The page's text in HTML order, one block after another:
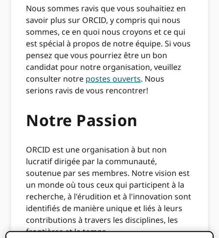
Nous sommes ravis que vous souhaitiez en
savoir plus sur ORCID, y compris qui nous
sommes, ce en quoi nous croyons et ce qui
est spécial à propos de notre équipe. Si vous
pensez que vous pourriez être un bon
candidat pour notre organisation, veuillez
consulter notre postes ouverts. Nous
serions ravis de vous rencontrer!
Notre Passion
ORCID est une organisation à but non
lucratif dirigée par la communauté,
soutenue par ses membres. Notre vision est
un monde où tous ceux qui participent à la
recherche, à l'érudition et à l'innovation sont
identifiés de manière unique et liés à leurs
contributions à travers les disciplines, les
frontières et le temps.